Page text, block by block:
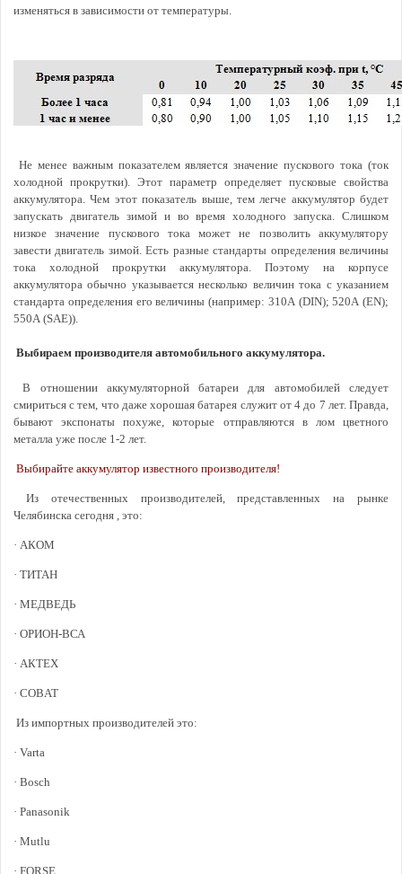
изменяться в зависимости от температуры.
Не менее важным показателем является значение пускового тока (ток
холодной прокрутки). Этот параметр определяет пусковые свойства
аккумулятора. Чем этот показатель выше, тем легче аккумулятор будет
запускать двигатель зимой и во время холодного запуска. Слишком
низкое значение пускового тока может не позволить аккумулятору
завести двигатель зимой. Есть разные стандарты определения величины
тока холодной прокрутки аккумулятора. Поэтому на корпусе
аккумулятора обычно указывается несколько величин тока с указанием
стандарта определения его величины (например: 310А (DIN); 520А (EN);
550А (SAE)).
Выбираем производителя автомобильного аккумулятора.
В отношении аккумуляторной батареи для автомобилей следует
смириться с тем, что даже хорошая батарея служит от 4 до 7 лет. Правда,
бывают экспонаты похуже, которые отправляются в лом цветного
металла уже после 1-2 лет.
Выбирайте аккумулятор известного производителя!
Из отечественных производителей, представленных на рынке
Челябинска сегодня , это:
· АКОМ
· ТИТАН
· МЕДВЕДЬ
· ОРИОН-ВСА
· АКТЕХ
· COBAT
Из импортных производителей это:
· Varta
· Bosch
· Panasonik
· Mutlu
· FORSE